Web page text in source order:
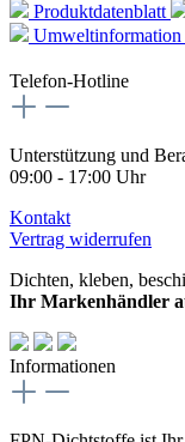
Produktdatenblatt
Umweltinformation
Telefon-Hotline
Unterstützung und
09:00 - 17:00 Uhr
Kontakt
Vertrag widerrufen
Dichten, kleben,
Ihr Markenhändler
Informationen